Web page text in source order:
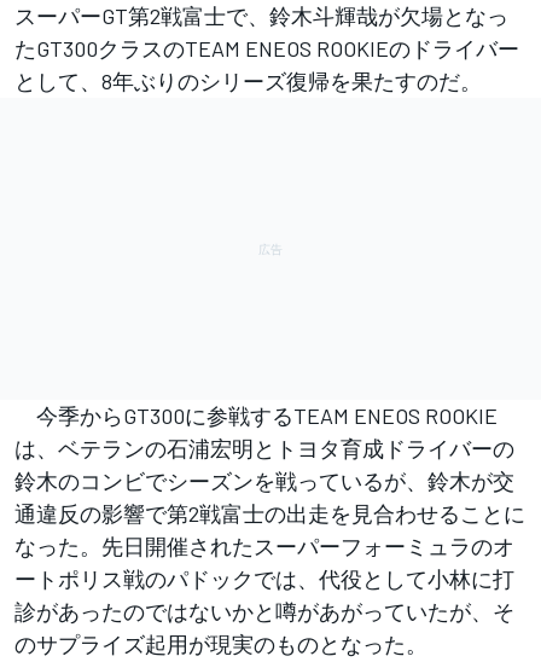
スーパーGT第2戦富士で、鈴木斗輝哉が欠場となっ
たGT300クラスのTEAM ENEOS ROOKIEのドライバー
として、8年ぶりのシリーズ復帰を果たすのだ。
今季からGT300に参戦するTEAM ENEOS ROOKIE
は、ベテランの石浦宏明とトヨタ育成ドライバーの
鈴木のコンビでシーズンを戦っているが、鈴木が交
通違反の影響で第2戦富士の出走を見合わせることに
なった。先日開催されたスーパーフォーミュラのオ
ートポリス戦のパドックでは、代役として小林に打
診があったのではないかと噂があがっていたが、そ
のサプライズ起用が現実のものとなった。